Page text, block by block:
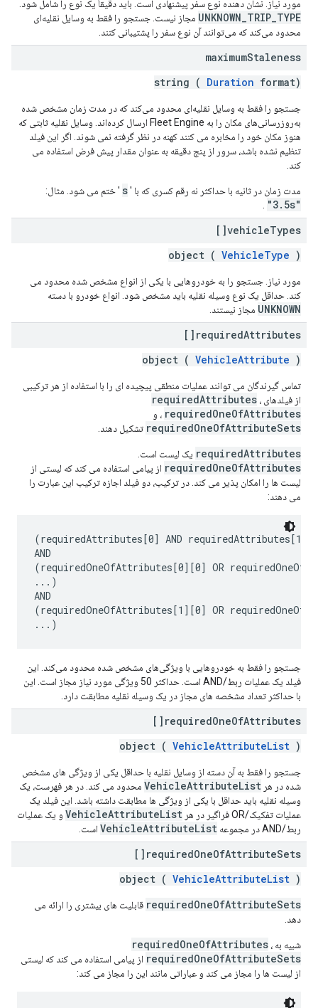
مورد نیاز. نشان دهنده نوع سفر پیشنهادی است. باید دقیقاً یک نوع را شامل شود.
UNKNOWN_TRIP_TYPE مجاز نیست. جستجو را فقط به وسایل نقلیه‌ای
محدود می‌کند که می‌توانند آن نوع سفر را پشتیبانی کنند.
maximumStaleness
string ( Duration format)
جستجو را فقط به وسایل نقلیه‌ای محدود می‌کند که در مدت زمان مشخص شده
به‌روزرسانی‌های مکان را به Fleet Engine ارسال کرده‌اند. وسایل نقلیه ثابتی که
هنوز مکان خود را مخابره می کنند کهنه در نظر گرفته نمی شوند. اگر این فیلد
تنظیم نشده باشد، سرور از پنج دقیقه به عنوان مقدار پیش فرض استفاده می
کند.
مدت زمان در ثانیه با حداکثر نه رقم کسری که با 's ' ختم می شود. مثال:
"3.5s"
vehicleTypes[]
object ( VehicleType )
مورد نیاز. جستجو را به خودروهایی با یکی از انواع مشخص شده محدود می
کند. حداقل یک نوع وسیله نقلیه باید مشخص شود. انواع خودرو با دسته
UNKNOWN مجاز نیستند.
requiredAttributes[]
object ( VehicleAttribute )
تماس گیرندگان می توانند عملیات منطقی پیچیده ای را با استفاده از هر ترکیبی
از فیلدهای
requiredAttributes ،
requiredOneOfAttributes ، و
requiredOneOfAttributeSets تشکیل دهند.
requiredAttributes یک لیست است.
requiredOneOfAttributes از پیامی استفاده می کند که لیستی از
لیست ها را امکان پذیر می کند. در ترکیب، دو فیلد اجازه ترکیب این عبارت را
می دهند:
(requiredAttributes[0] AND requiredAttributes[1]
AND
(requiredOneOfAttributes[0][0] OR
...)
AND
(requiredOneOfAttributes[1][0] OR
جستجو را فقط به خودروهایی با ویژگی‌های مشخص شده محدود می‌کند. این
فیلد یک عملیات ربط/AND است. حداکثر 50 ویژگی مورد نیاز مجاز است. این
با حداکثر تعداد مشخصه های مجاز در یک وسیله نقلیه مطابقت دارد.
requiredOneOfAttributes[]
object ( VehicleAttributeList )
جستجو را فقط به آن دسته از وسایل نقلیه با حداقل یکی از ویژگی های مشخص
شده در هر VehicleAttributeList محدود می کند. در هر فهرست، یک
وسیله نقلیه باید حداقل با یکی از ویژگی ها مطابقت داشته باشد. این فیلد یک
عملیات تفکیک/OR فراگیر در هر
VehicleAttributeList و یک عملیات
ربط/AND در مجموعه
VehicleAttributeList است.
requiredOneOfAttributeSets[]
object ( VehicleAttributeList )
requiredOneOfAttributeSets قابلیت های بیشتری را ارائه می
دهد.
شبیه به requiredOneOfAttributes ،
requiredOneOfAttributeSets از پیامی استفاده می کند که لیستی
از لیست ها را مجاز می کند و عباراتی مانند این را مجاز می کند: